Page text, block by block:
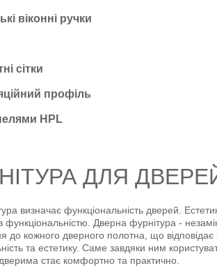
віконні ручки
сітки
профіль
HPL
ДЛЯ
визначає функціональність дверей.
функціональністю. Дверна фурнітура -
до кожного дверного полотна, що відповідає
та естетику. Саме завдяки ним
дверима стає комфортно та практично.